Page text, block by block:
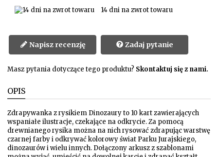
14 dni na zwrot towaru
Napisz recenzję Zadaj pytanie
Masz pytania dotyczące tego produktu? Skontaktuj się z nami.
OPIS
Zdrapywanka z rysikiem Dinozaury to 10 kart zawierających
wspaniałe ilustracje, czekające na odkrycie. Za pomocą
drewnianego rysika można na nich rysować zdrapując warstwę
czarnej farby i odkrywać kolorowy świat Parku Jurajskiego,
dinozaurów i wielu innych. Dołączony arkusz z szablonami